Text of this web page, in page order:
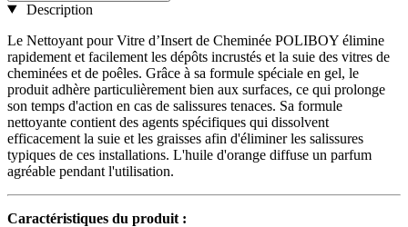
Description
Le Nettoyant pour Vitre d’Insert de Cheminée POLIBOY élimine
rapidement et facilement les dépôts incrustés et la suie des vitres de
cheminées et de poêles. Grâce à sa formule spéciale en gel, le
produit adhère particulièrement bien aux surfaces, ce qui prolonge
son temps d'action en cas de salissures tenaces. Sa formule
nettoyante contient des agents spécifiques qui dissolvent
efficacement la suie et les graisses afin d'éliminer les salissures
typiques de ces installations. L'huile d'orange diffuse un parfum
agréable pendant l'utilisation.
Caractéristiques du produit :